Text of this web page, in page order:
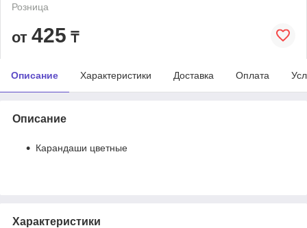
Розница
от 425 ₸
Описание Характеристики Доставка Оплата
Описание
Карандаши цветные
Характеристики